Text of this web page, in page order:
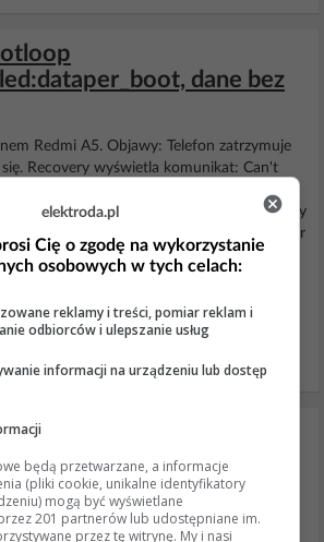
dane bez
Redmi A5. Objawy: Telefon zatrzymuje
Recovery wyświetla komunikat: Can't
data may be corrupt. NEED TO WIPE
set_policy_failed:/data/per_boot W Recovery
system now Reboot to bootloader Enter
Mount...
240
QLED 4K – telewizor nie
aktualizacji
aktualizacjidla telewizora Sharp 50FQ8EG
elektroda.pl
Cię o zgodę na wykorzystanie
osobowych w tych celach:
reklamy i treści, pomiar reklam i
odbiorców i ulepszanie usług
informacji na urządzeniu lub dostęp
będą przetwarzane, a informacje
(pliki cookie, unikalne identyfikatory
mogą być wyświetlane
201 partnerów lub udostępniane im.
przez tę witrynę. My i nasi